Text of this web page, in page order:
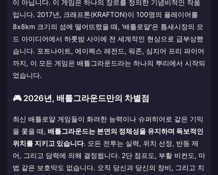
이 아닙니다. 이 게임은 하나의 장르를 정의한 기념비적인 작품
입니다. 2017년, 크래프톤(KRAFTON)이 100명의 플레이어를
8x8km 크기의 섬에 떨어뜨렸을 때, '배틀로얄'은 틈새시장의 모
드 아이디어에서 하룻밤 사이에 전 세계적인 현상으로 급부상했
습니다. 포트나이트, 에이펙스 레전드, 워존, 심지어 프리 파이어
까지, 이 모든 게임은 배틀그라운드라는 하나의 뿌리에서 시작되
었습니다.
🎮 2026년, 배틀그라운드만의 차별점
최신 배틀로얄 게임들이 화려한 능력이나 슈퍼히어로 같은 기믹
을 쫓을 때, 배틀그라운드는 본연의 정체성을 유지하며 독보적인
위치를 지키고 있습니다. 모든 전투는 실력, 위치 선정, 반동 제
어, 그리고 담력에 의해 결정됩니다. 2단 점프도, 부활 비컨도, 마
법 같은 보호막도 없습니다. 오직 당신과 당신의 장비, 그리고 치